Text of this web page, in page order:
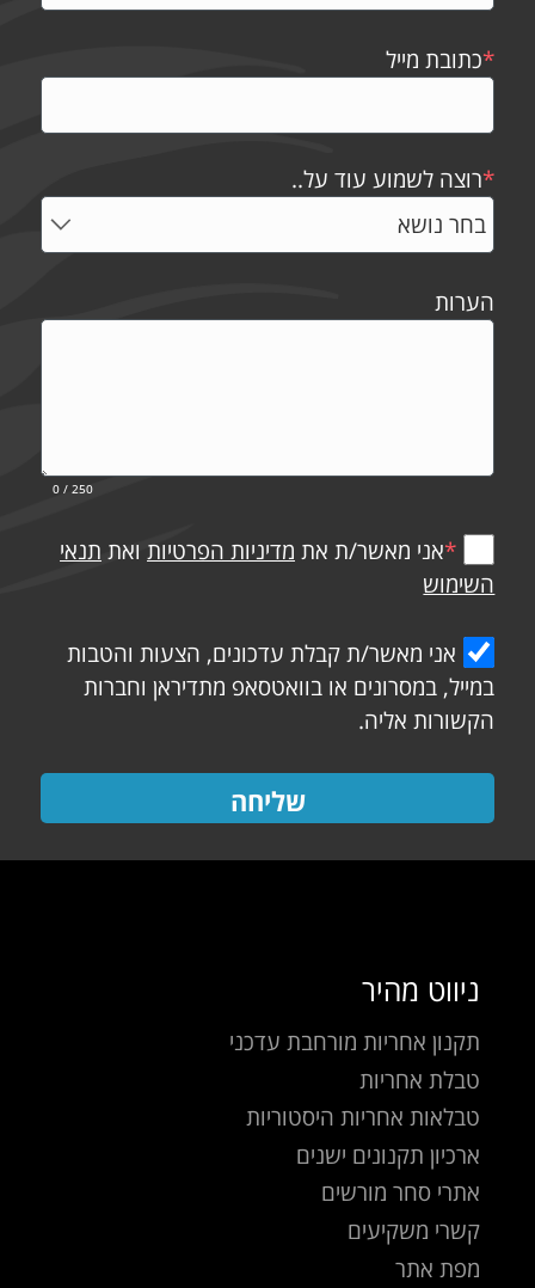
*כתובת מייל
*רוצה לשמוע עוד על..
הערות
0 / 250
*אני מאשר/ת את מדיניות הפרטיות ואת תנאי
השימוש
אני מאשר/ת קבלת עדכונים, הצעות והטבות
במייל, במסרונים או בוואטסאפ מתדיראן וחברות
הקשורות אליה.
שליחה
ניווט מהיר
תקנון אחריות מורחבת עדכני
טבלת אחריות
טבלאות אחריות היסטוריות
ארכיון תקנונים ישנים
אתרי סחר מורשים
קשרי משקיעים
מפת אתר